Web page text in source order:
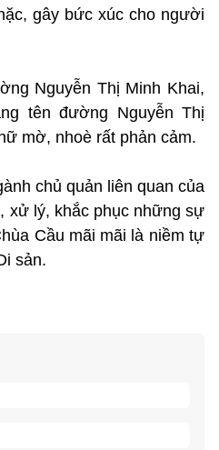
gây bức xúc cho người
Nguyễn Thị Minh Khai,
tên đường Nguyễn Thị
mờ, nhoè rất phản cảm.
chủ quản liên quan của
xử lý, khắc phục những sự
Cầu mãi mãi là niềm tự
sản.